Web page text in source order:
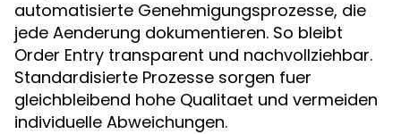
automatisierte Genehmigungsprozesse, die
jede Aenderung dokumentieren. So bleibt
Order Entry transparent und nachvollziehbar.
Standardisierte Prozesse sorgen fuer
gleichbleibend hohe Qualitaet und vermeiden
individuelle Abweichungen.